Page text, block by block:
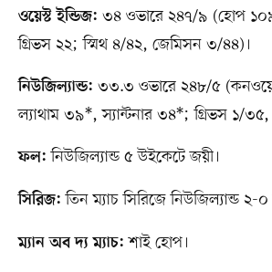
ওয়েস্ট ইন্ডিজ: ৩৪ ওভারে ২৪৭/৯ (হোপ
গ্রিভস ২২; স্মিথ ৪/৪২, জেমিসন ৩/৪৪)।
নিউজিল্যান্ড: ৩৩.৩ ওভারে ২৪৮/৫ (কনওয়ে
ল্যাথাম ৩৯*, স্যান্টনার ৩৪*; গ্রিভস ১/
ফল: নিউজিল্যান্ড ৫ উইকেটে জয়ী।
সিরিজ: তিন ম্যাচ সিরিজে নিউজিল্যান্ড ২-০
ম্যান অব দ্য ম্যাচ: শাই হোপ।